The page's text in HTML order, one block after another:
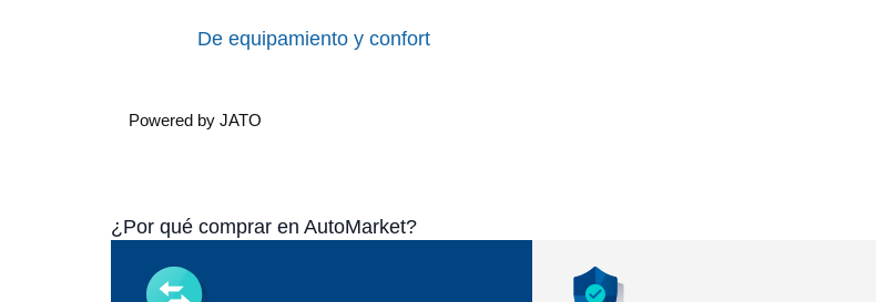
De equipamiento y confort
Powered by JATO
¿Por qué comprar en AutoMarket?